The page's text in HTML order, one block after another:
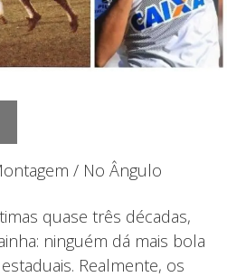
/ No Ângulo
quase três décadas,
ninguém dá mais bola
Realmente, os